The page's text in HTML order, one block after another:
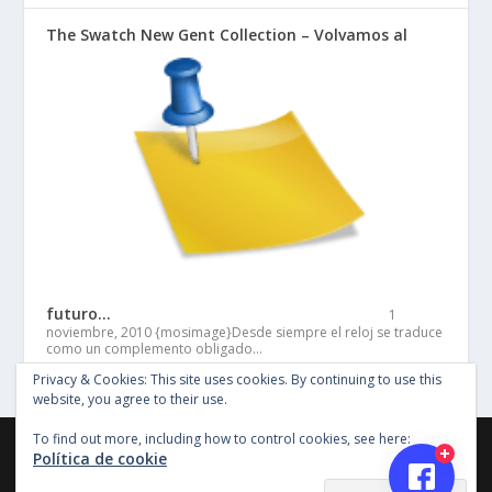
The Swatch New Gent Collection – Volvamos al
futuro…
1
noviembre, 2010 {mosimage}Desde siempre el reloj se traduce
como un complemento obligado…
©Copyright Entertainment SG 2018, Todos los derechos
reservados, Imagenes y material en este sitio no pueden ser
Privacy & Cookies: This site uses cookies. By continuing to use this
website, you agree to their use.
To find out more, including how to control cookies, see here:
Política de cookie